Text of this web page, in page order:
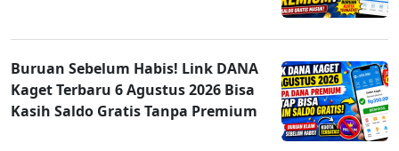
Buruan Sebelum Habis! Link DANA
Kaget Terbaru 6 Agustus 2026 Bisa
Kasih Saldo Gratis Tanpa Premium